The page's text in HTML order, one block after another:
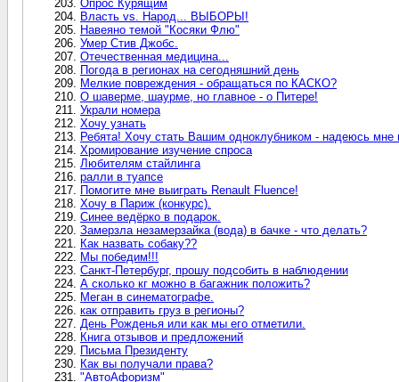
Опрос Курящим
Власть vs. Народ... ВЫБОРЫ!
Навеяно темой "Косяки Флю"
Умер Стив Джобс.
Отечественная медицина...
Погода в регионах на сегодняшний день
Мелкие повреждения - обращаться по КАСКО?
О шаверме, шаурме, но главное - о Питере!
Украли номера
Хочу узнать
Ребята! Хочу стать Вашим одноклубником - надеюсь
Хромирование изучение спроса
Любителям стайлинга
ралли в туапсе
Помогите мне выиграть Renault Fluence!
Хочу в Париж (конкурс).
Синее ведёрко в подарок.
Замерзла незамерзайка (вода) в бачке - что делать?
Как назвать собаку??
Мы победим!!!
Санкт-Петербург, прошу подсобить в наблюдении
А сколько кг можно в багажник положить?
Меган в синематографе.
как отправить груз в регионы?
День Рожденья или как мы его отметили.
Книга отзывов и предложений
Письма Президенту
Как вы получали права?
"АвтоАфоризм"